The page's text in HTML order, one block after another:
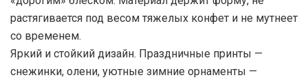
растягивается под весом тяжелых конфет и не мутнеет
со временем.
Яркий и стойкий дизайн. Праздничные принты —
снежинки, олени, уютные зимние орнаменты —